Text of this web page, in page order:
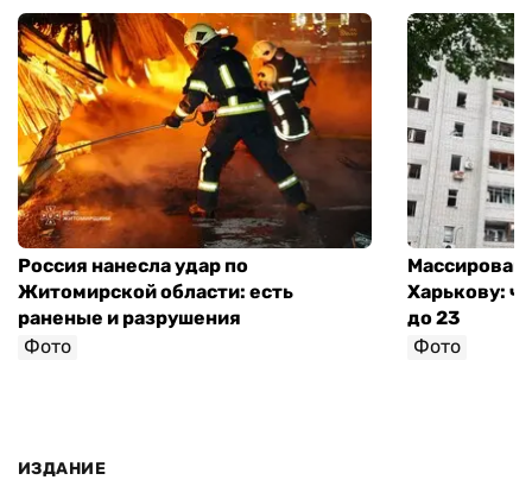
Россия нанесла удар по
Житомирской области: есть
раненые и разрушения
Фото
Харькову:
до 23
Фото
ИЗДАНИЕ